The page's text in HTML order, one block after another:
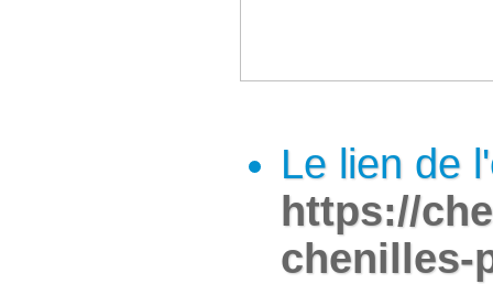
Le lien de
https://
chenilles-